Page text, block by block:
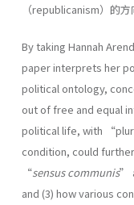
（republicanism）的方
By taking Hannah
paper interprets her
political ontology,
out of free and equal
political life, with
condition, could
“sensus communis”
and (3) how various